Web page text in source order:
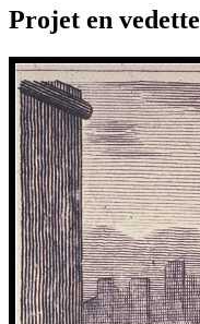
Projet en vedette